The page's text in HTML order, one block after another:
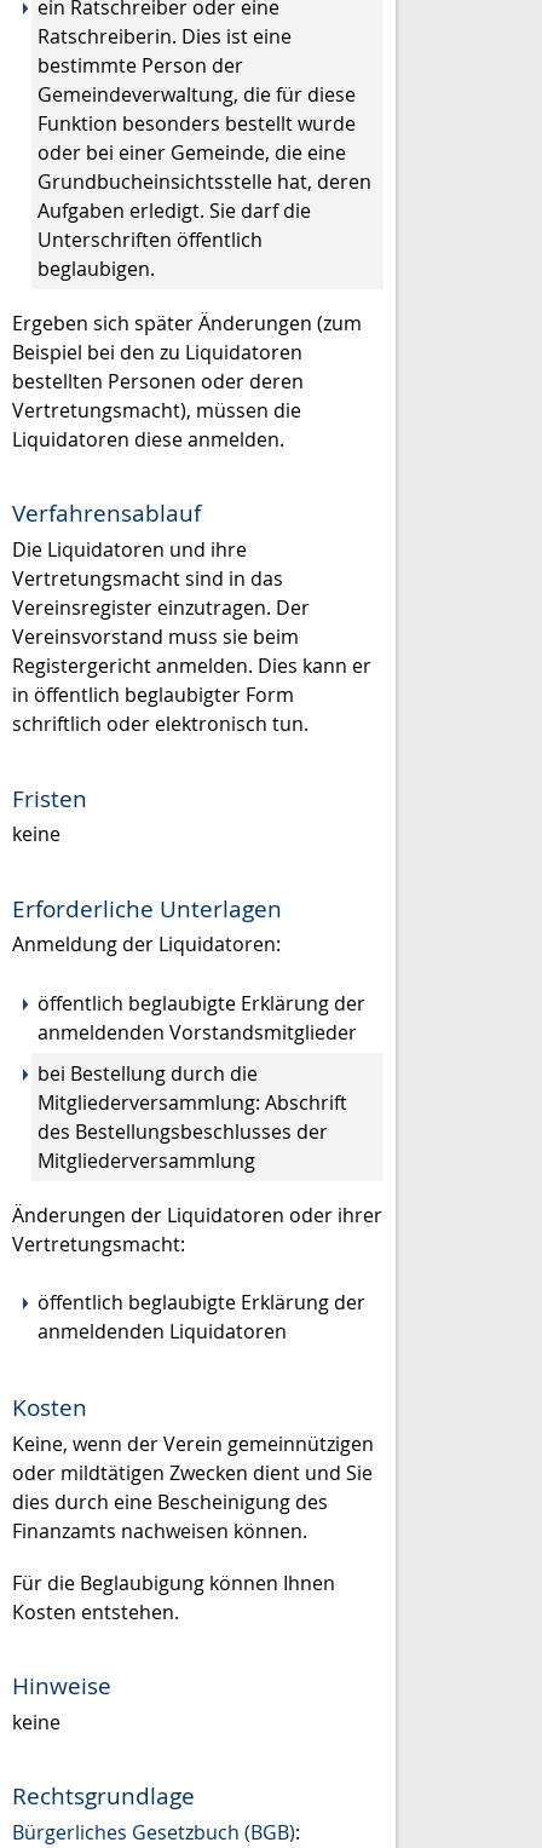
ein Ratschreiber oder eine
Ratschreiberin. Dies ist eine
bestimmte Person der
Gemeindeverwaltung, die für diese
Funktion besonders bestellt wurde
oder bei einer Gemeinde, die eine
Grundbucheinsichtsstelle hat, deren
Aufgaben erledigt. Sie darf die
Unterschriften öffentlich
beglaubigen.
Ergeben sich später Änderungen (zum
Beispiel bei den zu Liquidatoren
bestellten Personen oder deren
Vertretungsmacht), müssen die
Liquidatoren diese anmelden.
Verfahrensablauf
Die Liquidatoren und ihre
Vertretungsmacht sind in das
Vereinsregister einzutragen. Der
Vereinsvorstand muss sie beim
Registergericht anmelden. Dies kann er
in öffentlich beglaubigter Form
schriftlich oder elektronisch tun.
Fristen
keine
Erforderliche Unterlagen
Anmeldung der Liquidatoren:
öffentlich beglaubigte Erklärung der
anmeldenden Vorstandsmitglieder
bei Bestellung durch die
Mitgliederversammlung: Abschrift
des Bestellungsbeschlusses der
Mitgliederversammlung
Änderungen der Liquidatoren oder ihrer
Vertretungsmacht:
öffentlich beglaubigte Erklärung der
anmeldenden Liquidatoren
Kosten
Keine, wenn der Verein gemeinnützigen
oder mildtätigen Zwecken dient und Sie
dies durch eine Bescheinigung des
Finanzamts nachweisen können.
Für die Beglaubigung können Ihnen
Kosten entstehen.
Hinweise
keine
Rechtsgrundlage
Bürgerliches Gesetzbuch (BGB):